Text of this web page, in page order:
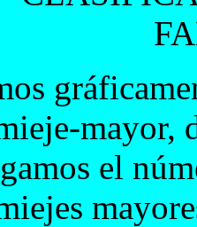
mayor,
el